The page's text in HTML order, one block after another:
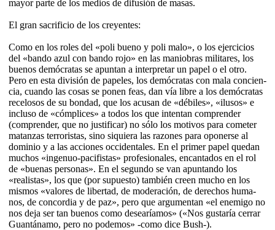
mayor parte de los medios de difusión de masas.
El gran sacrificio de los creyentes:
Como en los roles del «poli bueno y poli malo», o los ejercicios
del «bando azul con ban­do rojo» en las maniobras militares, los
buenos demócratas se apuntan a interpretar un papel o el otro.
Pero en esta división de papeles, los demó­cratas con mala con­cien­
cia, cuando las cosas se ponen feas, dan vía libre a los demócratas
recelosos de su bon­dad, que los acusan de «débiles», «ilu­sos» e
incluso de «cómplices» a todos los que in­tentan com­prender
(comprender, que no justificar) no sólo los motivos para co­meter
ma­tan­zas terroristas, sino si­quie­ra las razones para opo­­nerse al
dominio y a las ac­cio­nes occi­den­tales. En el primer papel quedan
muchos «in­genuo-pa­ci­fistas» pro­fesionales, encan­tados en el rol
de «buenas personas». En el se­gundo se van apuntando los
«realistas», los que (por supuesto) también creen mucho en los
mismos «valores de li­ber­tad, de mo­deración, de derechos hu­ma­
nos, de concordia y de paz», pero que argumentan «el enemigo no
nos deja ser tan bue­nos como de­sea­ría­mos» («Nos gustaría cerrar
Guan­tá­na­mo, pero no po­demos» -como dice Bush-).